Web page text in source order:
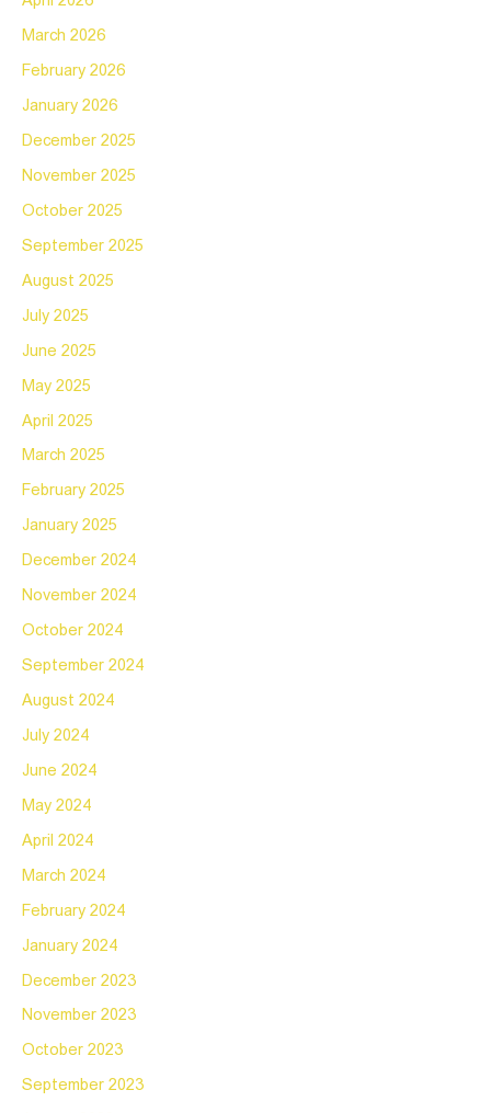
March 2026
February 2026
January 2026
December 2025
November 2025
October 2025
September 2025
August 2025
July 2025
June 2025
May 2025
April 2025
March 2025
February 2025
January 2025
December 2024
November 2024
October 2024
September 2024
August 2024
July 2024
June 2024
May 2024
April 2024
March 2024
February 2024
January 2024
December 2023
November 2023
October 2023
September 2023